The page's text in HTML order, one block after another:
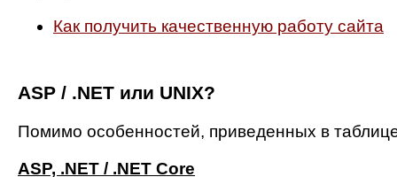
Как получить качественную работу сайта
ASP / .NET или UNIX?
Помимо особенностей, приведенных в
ASP, .NET / .NET Core